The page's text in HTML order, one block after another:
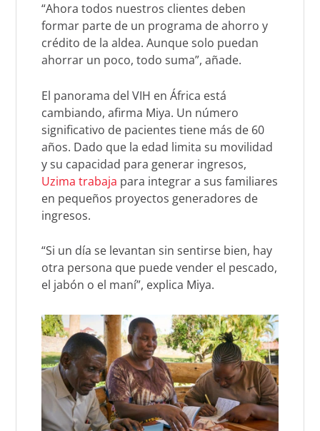
“Ahora todos nuestros clientes deben
formar parte de un programa de ahorro y
crédito de la aldea. Aunque solo puedan
ahorrar un poco, todo suma”, añade.
El panorama del VIH en África está
cambiando, afirma Miya. Un número
significativo de pacientes tiene más de 60
años. Dado que la edad limita su movilidad
y su capacidad para generar ingresos,
Uzima trabaja para integrar a sus familiares
en pequeños proyectos generadores de
ingresos.
“Si un día se levantan sin sentirse bien, hay
otra persona que puede vender el pescado,
el jabón o el maní”, explica Miya.